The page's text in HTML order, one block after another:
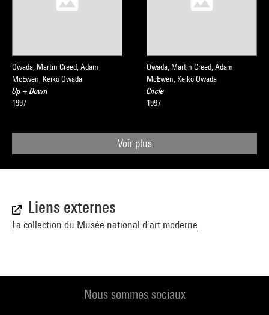
Owada, Martin Creed, Adam
McEwen, Keiko Owada
Up + Down
1997
Owada, Martin Creed, Adam
McEwen, Keiko Owada
Circle
1997
Voir plus
Liens externes
La collection du Musée national d’art moderne
Nous sommes sociaux